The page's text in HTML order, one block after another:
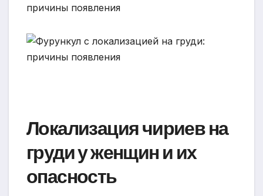
Локализация чириев на
груди у женщин и их
опасность